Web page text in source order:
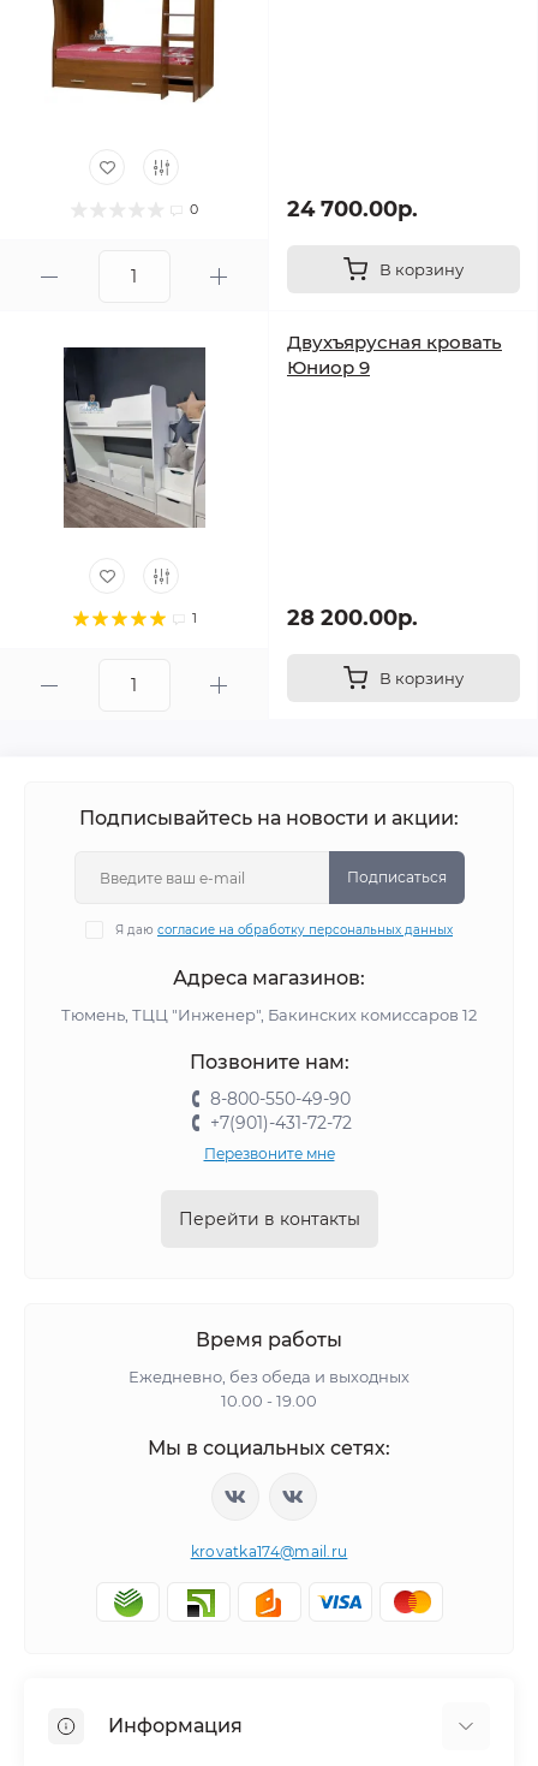
0 24 700.00р.
В корзину
1
Двухъярусная кровать
Юниор 9
28 200.00р.
В корзину
Подписывайтесь на новости и акции:
Подписаться
Я даю согласие на обработку персональных данных
Адреса магазинов:
Тюмень, ТЦЦ "Инженер", Бакинских комиссаров 12
Позвоните нам:
8-800-550-49-90
+7(901)-431-72-72
Перезвоните мне
Перейти в контакты
Время работы
Ежедневно, без обеда и выходных
10.00 - 19.00
Мы в социальных сетях:
krovatka174@mail.ru
Информация